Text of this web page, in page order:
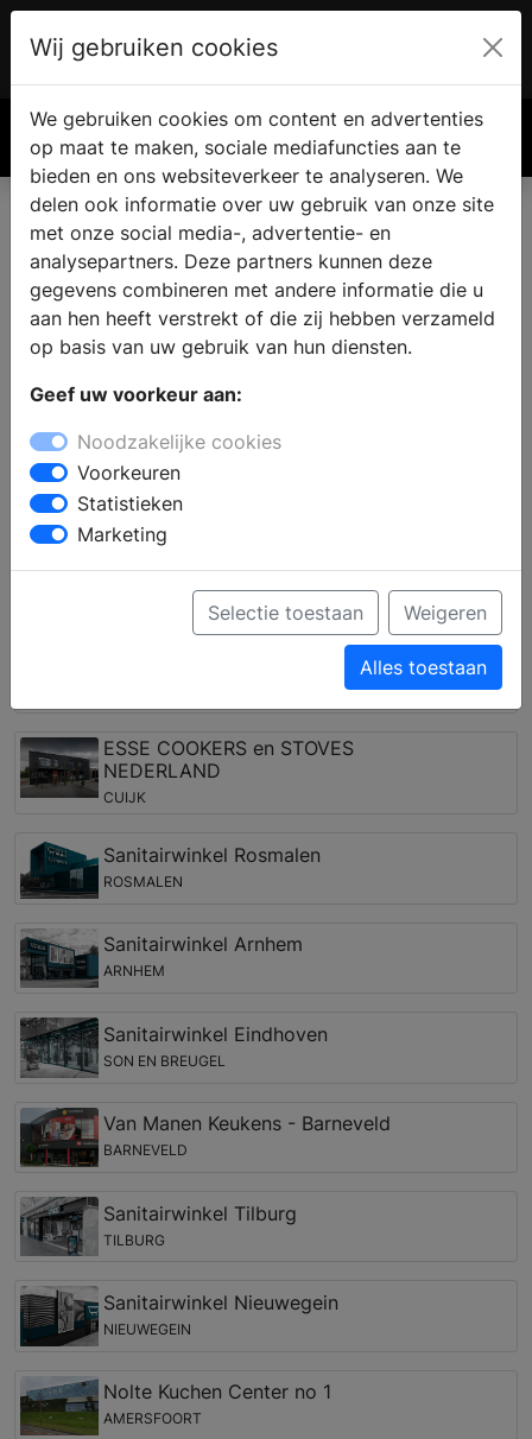
€ 0.00
Nieuwe keuken in Overlangel
Woont u in Overlangel en zoekt u een keukenzaak,
omdat u de keuken wilt renoveren of verbouwen?
Wanneer u zich oriënteert op een nieuwe keuken, dan
het samenstellen van uw droomkeuken. Zoekt u een
moderne, landelijke, design of houten keuken met
inbouwapparatuur: in de keukenwinkel kunt u kiezen uit
verschillende keukenstijlen en krijgt u deskundig advies
Keukenwinkels in de regio Overlangel
ESSE COOKERS en STOVES
NEDERLAND
CUIJK
Sanitairwinkel Rosmalen
ROSMALEN
Sanitairwinkel Arnhem
ARNHEM
Sanitairwinkel Eindhoven
SON EN BREUGEL
Van Manen Keukens - Barneveld
BARNEVELD
Sanitairwinkel Tilburg
TILBURG
Sanitairwinkel Nieuwegein
NIEUWEGEIN
Nolte Kuchen Center no 1
AMERSFOORT
Wij gebruiken cookies
We gebruiken cookies om content en advertenties
op maat te maken, sociale mediafuncties aan te
bieden en ons websiteverkeer te analyseren. We
delen ook informatie over uw gebruik van onze site
met onze social media-, advertentie- en
analysepartners. Deze partners kunnen deze
gegevens combineren met andere informatie die u
aan hen heeft verstrekt of die zij hebben verzameld
op basis van uw gebruik van hun diensten.
Geef uw voorkeur aan:
Noodzakelijke cookies
Voorkeuren
Statistieken
Marketing
Selectie toestaan Weigeren
Alles toestaan